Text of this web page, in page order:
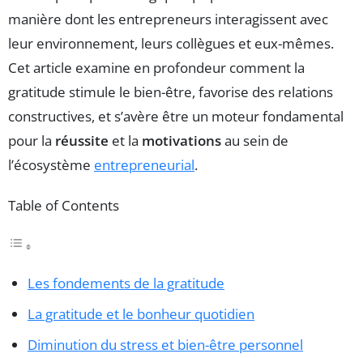
manière dont les entrepreneurs interagissent avec
leur environnement, leurs collègues et eux-mêmes.
Cet article examine en profondeur comment la
gratitude stimule le bien-être, favorise des relations
constructives, et s’avère être un moteur fondamental
pour la réussite et la motivationsau sein de
l’écosystème entrepreneurial.
Table of Contents
Les fondements de la gratitude
La gratitude et le bonheur quotidien
Diminution du stress et bien-être personnel